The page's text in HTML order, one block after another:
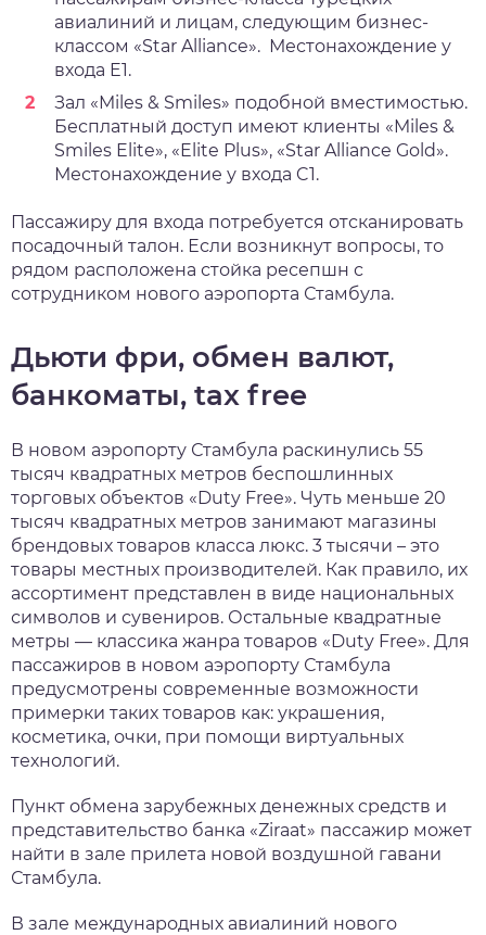
авиалиний и лицам, следующим бизнес-
классом «Star Alliance». Местонахождение у
входа E1.
Зал «Miles & Smiles» подобной вместимостью.
Бесплатный доступ имеют клиенты «Miles &
Smiles Elite», «Elite Plus», «Star Alliance Gold».
Местонахождение у входа C1.
Пассажиру для входа потребуется отсканировать
посадочный талон. Если возникнут вопросы, то
рядом расположена стойка ресепшн с
сотрудником нового аэропорта Стамбула.
Дьюти фри, обмен валют,
банкоматы, tax free
В новом аэропорту Стамбула раскинулись 55
тысяч квадратных метров беспошлинных
торговых объектов «Duty Free». Чуть меньше 20
тысяч квадратных метров занимают магазины
брендовых товаров класса люкс. 3 тысячи – это
товары местных производителей. Как правило, их
ассортимент представлен в виде национальных
символов и сувениров. Остальные квадратные
метры — классика жанра товаров «Duty Free». Для
пассажиров в новом аэропорту Стамбула
предусмотрены современные возможности
примерки таких товаров как: украшения,
косметика, очки, при помощи виртуальных
технологий.
Пункт обмена зарубежных денежных средств и
представительство банка «Ziraat» пассажир может
найти в зале прилета новой воздушной гавани
Стамбула.
В зале международных авиалиний нового